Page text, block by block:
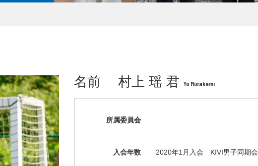
名前 村上 瑶 君 Yo Murakami
所属委員会
入会年数 2020年1月入会 KIVI男子同期会